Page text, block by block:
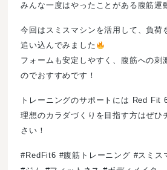
みんな一度はやったことがある腹筋運
今回はスミスマシンを活用して、負荷
追い込んでみました
フォームも安定しやすく、腹筋への刺
のでおすすめです！
トレーニングのサポートには Red Fit
理想のカラダづくりを目指す方はぜひ
さい！
#RedFit6 #腹筋トレーニング #スミス